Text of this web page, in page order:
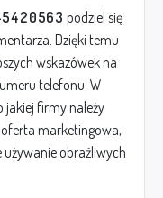
podziel się
Dzięki temu
wskazówek na
telefonu. W
jakiej firmy należy
marketingowa,
używanie obraźliwych